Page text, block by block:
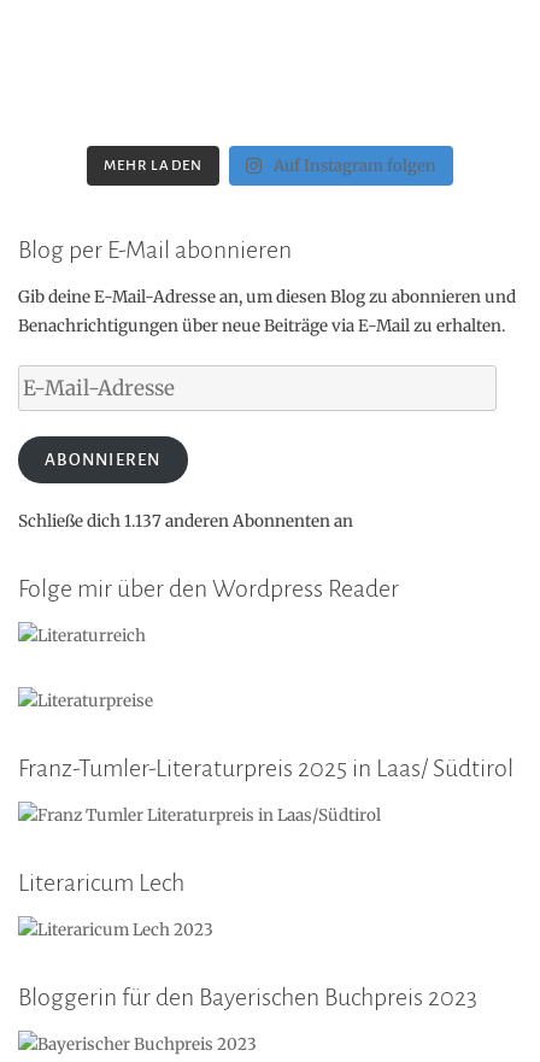
MEHR LADEN Auf Instagram folgen
Blog per E-Mail abonnieren
Gib deine E-Mail-Adresse an, um diesen Blog zu abonnieren und
Benachrichtigungen über neue Beiträge via E-Mail zu erhalten.
E-
Mail-
Adresse
ABONNIEREN
Schließe dich 1.137 anderen Abonnenten an
Folge mir über den Wordpress Reader
Franz-Tumler-Literaturpreis 2025 in Laas/ Südtirol
Literaricum Lech
Bloggerin für den Bayerischen Buchpreis 2023